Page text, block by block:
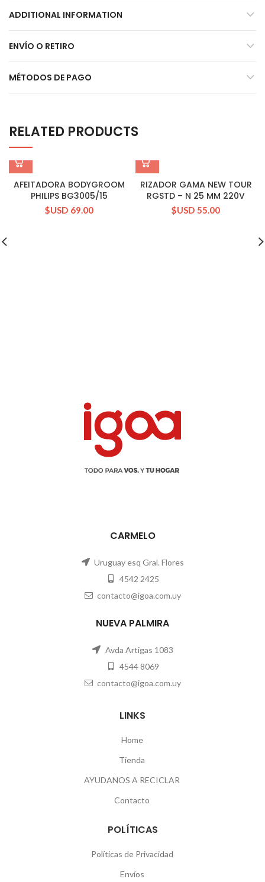
ADDITIONAL INFORMATION
ENVÍO O RETIRO
MÉTODOS DE PAGO
RELATED PRODUCTS
AFEITADORA BODYGROOM
PHILIPS BG3005/15
$USD 69.00
RIZADOR GAMA NEW TOUR
RGSTD – N 25 MM 220V
$USD 55.00
CARMELO
Uruguay esq Gral. Flores
4542 2425
contacto@igoa.com.uy
NUEVA PALMIRA
Avda Artigas 1083
4544 8069
contacto@igoa.com.uy
LINKS
Home
Tienda
AYUDANOS A RECICLAR
Contacto
POLÍTICAS
Políticas de Privacidad
Envíos